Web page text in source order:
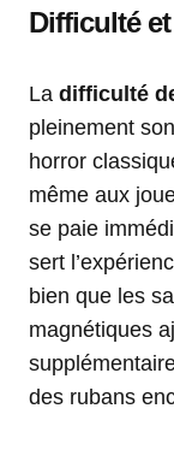
Difficulté
La difficulté
pleinement
horror
même aux
se paie
sert
bien que les
magnétiques
des rubans